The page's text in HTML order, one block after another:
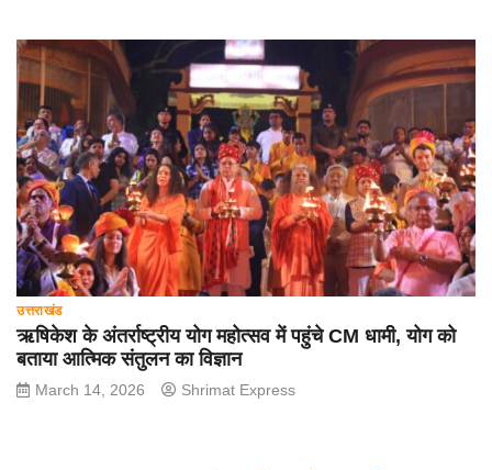
उत्तराखंड
ऋषिकेश के अंतर्राष्ट्रीय योग महोत्सव में पहुंचे CM धामी, योग को
बताया आत्मिक संतुलन का विज्ञान
March 14, 2026 Shrimat Express